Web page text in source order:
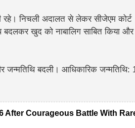
निचली अदालत से लेकर सीजेएम कोर्ट
बदलकर खुद को नाबालिग साबित किया और
जन्मतिथि बदली। आधिकारिक जन्मतिथि:
After Courageous Battle With